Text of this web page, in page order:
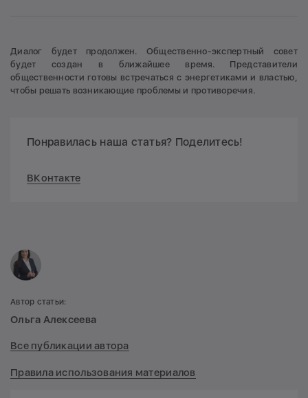
Диалог будет продолжен. Общественно-экспертный совет
будет создан в ближайшее время. Представители
общественности готовы встречаться с энергетиками и властью,
чтобы решать возникающие проблемы и противоречия.
Понравилась наша статья? Поделитесь!
ВКонтакте
Автор статьи:
Ольга Алексеева
Все публикации автора
Правила использования материалов